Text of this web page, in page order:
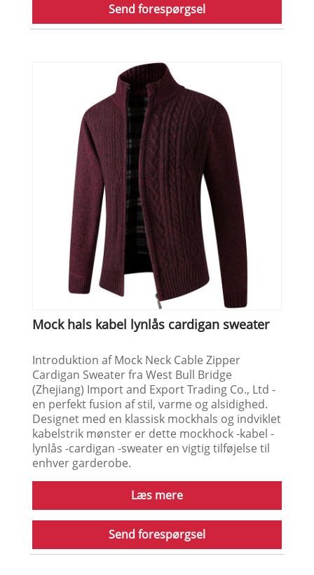
Send forespørgsel
Mock hals kabel lynlås cardigan sweater
Introduktion af Mock Neck Cable Zipper
Cardigan Sweater fra West Bull Bridge
(Zhejiang) Import and Export Trading Co., Ltd -
en perfekt fusion af stil, varme og alsidighed.
Designet med en klassisk mockhals og indviklet
kabelstrik mønster er dette mockhock -kabel -
lynlås -cardigan -sweater en vigtig tilføjelse til
enhver garderobe.
Læs mere
Send forespørgsel